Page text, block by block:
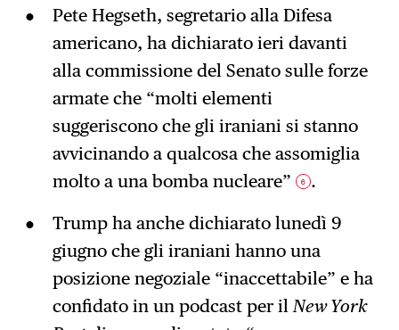
Pete Hegseth, segretario alla Difesa
americano, ha dichiarato ieri davanti
alla commissione del Senato sulle forze
armate che “molti elementi
suggeriscono che gli iraniani si stanno
avvicinando a qualcosa che assomiglia
molto a una bomba nucleare”
6 .
Trump ha anche dichiarato lunedì 9
giugno che gli iraniani hanno una
posizione negoziale “inaccettabile” e ha
confidato in un podcast per il New York